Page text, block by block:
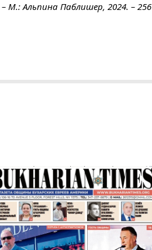
– М.: Альпина Паблишер, 2024. – 256